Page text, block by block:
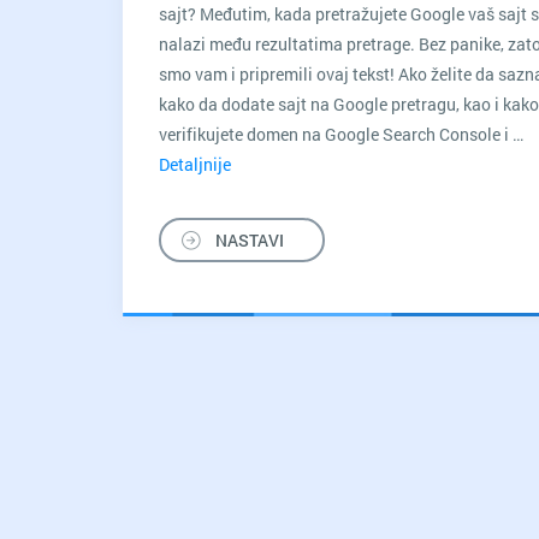
sajt? Međutim, kada pretražujete Google vaš sajt
nalazi među rezultatima pretrage. Bez panike,
smo vam i pripremili ovaj tekst! Ako želite da
kako da dodate sajt na Google pretragu, kao i
verifikujete domen na Google Search Console i …
Detaljnije
domen
na
Search
NASTAVI